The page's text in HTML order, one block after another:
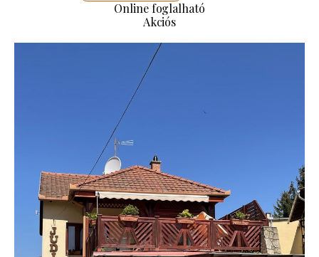
Online foglalható
Akciós